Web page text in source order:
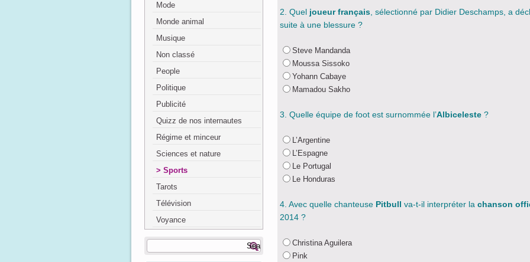
Mode
Monde animal
Musique
Non classé
People
Politique
Publicité
Quizz de nos internautes
Régime et minceur
Sciences et nature
Sports
Tarots
Télévision
Voyance
2. Quel joueur français , sélectionné par Didier Deschamps, a
suite à une blessure ?
Steve Mandanda
Moussa Sissoko
Yohann Cabaye
Mamadou Sakho
3. Quelle équipe de foot est surnommée l’Albiceleste ?
L’Argentine
L’Espagne
Le Portugal
Le Honduras
4. Avec quelle chanteuse Pitbull va-t-il interpréter la chanson
2014 ?
Christina Aguilera
Pink